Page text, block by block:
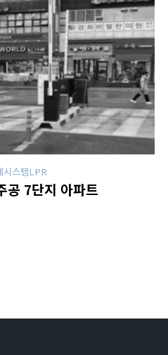
시스템LPR
공 7단지 아파트